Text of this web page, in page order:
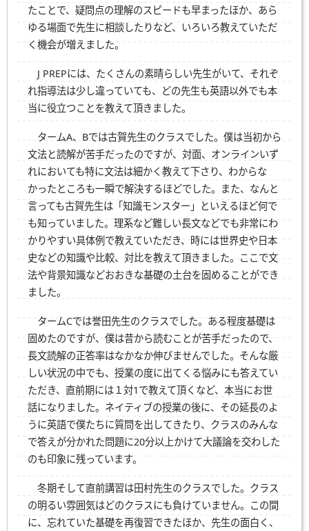
たことで、疑問点の理解のスピードも早まったほか、あら
ゆる場面で先生に相談したりなど、いろいろ教えていただ
く機会が増えました。
J PREPには、たくさんの素晴らしい先生がいて、それぞ
れ指導法は少し違っていても、どの先生も英語以外でも本
当に役立つことを教えて頂きました。
タームA、Bでは古賀先生のクラスでした。僕は当初から
文法と読解が苦手だったのですが、対面、オンラインいず
れにおいても特に文法は細かく教えて下さり、わからな
かったところも一瞬で解決するほどでした。また、なんと
言っても古賀先生は「知識モンスター」といえるほど何で
も知っていました。理系など難しい長文などでも非常にわ
かりやすい具体例で教えていただき、時には世界史や日本
史などの知識や比較、対比を教えて頂きました。ここで文
法や背景知識などおおきな基礎の土台を固めることができ
ました。
タームCでは誉田先生のクラスでした。ある程度基礎は
固めたのですが、僕は昔から読むことが苦手だったので、
長文読解の正答率はなかなか伸びませんでした。そんな厳
しい状況の中でも、授業の度に出てくる悩みにも答えてい
ただき、直前期には１対1で教えて頂くなど、本当にお世
話になりました。ネイティブの授業の後に、その延長のよ
うに英語で僕たちに質問を出してきたり、クラスのみんな
で答えが分かれた問題に20分以上かけて大議論を交わした
のも印象に残っています。
冬期そして直前講習は田村先生のクラスでした。クラス
の明るい雰囲気はどのクラスにも負けていません。この間
に、忘れていた基礎を再復習できたほか、先生の面白く、